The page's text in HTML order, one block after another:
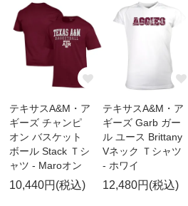
テキサスA&M・ア
ギーズ チャンピ
オン バスケット
ボール Stack Ｔシ
ャツ - Maroオン
10,440円(税込)
テキサスA&M・ア
ギーズ Garb ガー
ル ユース Brittany
Vネック Ｔシャツ
- ホワイ
12,480円(税込)